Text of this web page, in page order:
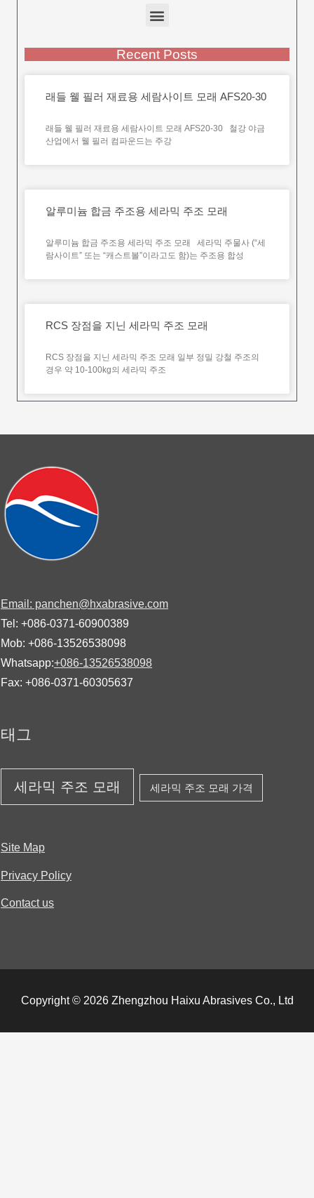
Recent Posts
래들 웰 필러 재료용 세람사이트 모래 AFS20-30
래들 웰 필러 재료용 세람사이트 모래 AFS20-30 철강 야금
산업에서 웰 필러 컴파운드는 주강
알루미늄 합금 주조용 세라믹 주조 모래
알루미늄 합금 주조용 세라믹 주조 모래 세라믹 주물사 (“세
람사이트” 또는 “캐스트볼”이라고도 함)는 주조용 합성
RCS 장점을 지닌 세라믹 주조 모래
RCS 장점을 지닌 세라믹 주조 모래 일부 정밀 강철 주조의
경우 약 10-100kg의 세라믹 주조
Email: panchen@hxabrasive.com
Tel: +086-0371-60900389
Mob: +086-13526538098
Whatsapp:+086-13526538098
Fax: +086-0371-60305637
태그
세라믹 주조 모래 세라믹 주조 모래 가격
Site Map
Privacy Policy
Contact us
Copyright © 2026 Zhengzhou Haixu Abrasives Co., Ltd